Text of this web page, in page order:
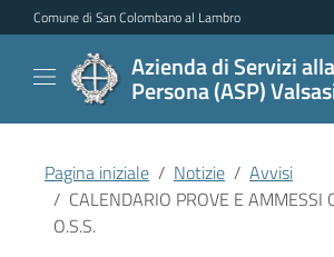
Vai al contenuto principale
Vai al menu di navigazione
Vai al piede di pagina
Comune di San Colombano al Lambro
Azienda di Servizi alla
Persona (ASP)
Pagina iniziale Notizie
Avvisi
CALENDARIO PROVE E AMMESSI
O.S.S.